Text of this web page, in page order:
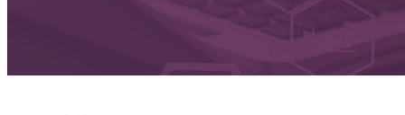
https://form.ismmmo.org.tr/Akademi/
Geri Dön